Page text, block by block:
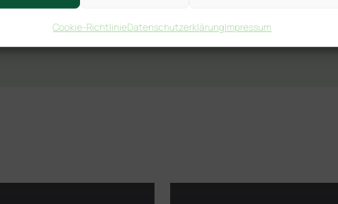
Cookie-RichtlinieDatenschutzerklärungImpressum